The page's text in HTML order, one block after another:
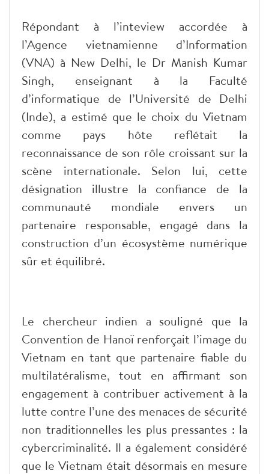
Répondant à l’inteview accordée à
l’Agence vietnamienne d’Information
(VNA) à New Delhi, le Dr Manish Kumar
Singh, enseignant à la Faculté
d’informatique de l’Université de Delhi
(Inde), a estimé que le choix du Vietnam
comme pays hôte reflétait la
reconnaissance de son rôle croissant sur la
scène internationale. Selon lui, cette
désignation illustre la confiance de la
communauté mondiale envers un
partenaire responsable, engagé dans la
construction d’un écosystème numérique
sûr et équilibré.
Le chercheur indien a souligné que la
Convention de Hanoï renforçait l’image du
Vietnam en tant que partenaire fiable du
multilatéralisme, tout en affirmant son
engagement à contribuer activement à la
lutte contre l’une des menaces de sécurité
non traditionnelles les plus pressantes : la
cybercriminalité. Il a également considéré
que le Vietnam était désormais en mesure